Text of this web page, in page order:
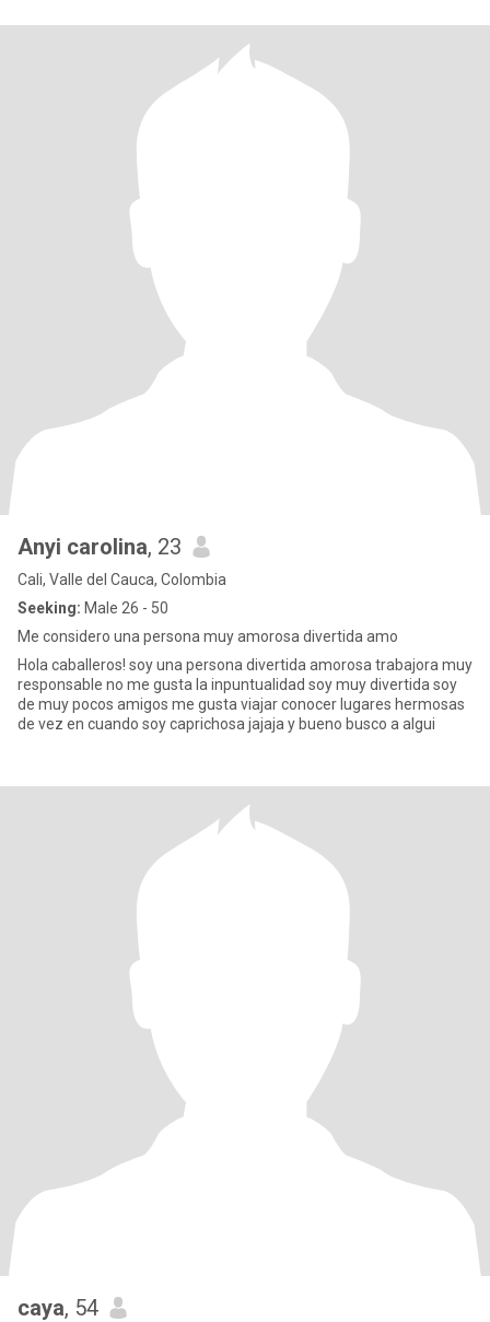
Anyi carolina, 23
Cali, Valle del Cauca, Colombia
Seeking: Male 26 - 50
Me considero una persona muy amorosa divertida amo
Hola caballeros! soy una persona divertida amorosa trabajora muy
responsable no me gusta la inpuntualidad soy muy divertida soy
de muy pocos amigos me gusta viajar conocer lugares hermosas
de vez en cuando soy caprichosa jajaja y bueno busco a algui
caya, 54